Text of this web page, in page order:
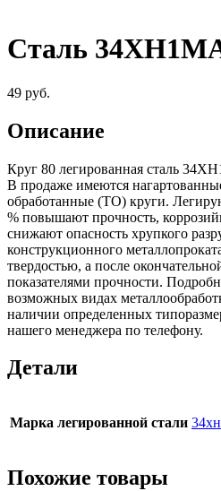
Сталь
49 руб.
Описание
Круг 80 легированная сталь
В продаже имеются
обработанные (ТО) круги.
% повышают прочность,
снижают опасность хрупкого
конструкционного
твердостью, а после
показателями прочности.
возможных видах
наличии определенных
нашего менеджера по телефону.
Детали
Марка легированной стали
Похожие товары